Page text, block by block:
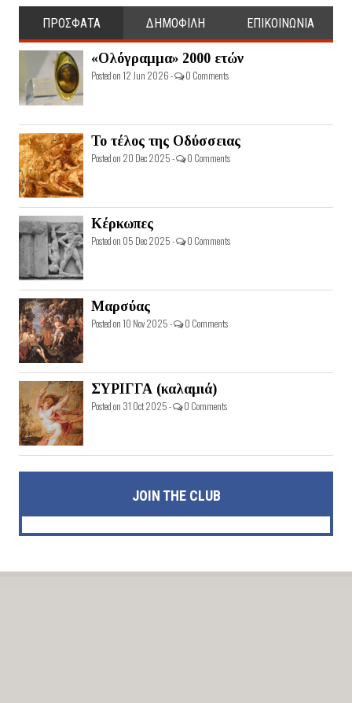
ΠΡΟΣΦΑΤΑ ΔΗΜΟΦΙΛΗ ΕΠΙΚΟΙΝΩΝΙΑ
«Ολόγραμμα» 2000 ετών
Posted on 12 Jun 2026 - 0 Comments
Το τέλος της Οδύσσειας
Posted on 20 Dec 2025 - 0 Comments
Κέρκωπες
Posted on 05 Dec 2025 - 0 Comments
Μαρσύας
Posted on 10 Nov 2025 - 0 Comments
ΣΥΡΙΓΓΑ (καλαμιά)
Posted on 31 Oct 2025 - 0 Comments
JOIN THE CLUB